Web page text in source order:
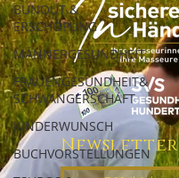
BUNOUT &
ERSCHÖPUNG
MÄNNERGESUNDHEIT
FRAUENGESUNDHEIT&
SCHWANGERSCHAFT
KINDERWUNSCH
BUCHVORSTELLUNGEN
Newsletter